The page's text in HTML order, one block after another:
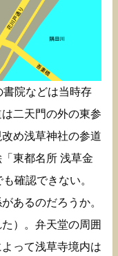
院などは当時存
二天門の外の東参
め浅草神社の参道
東都名所 浅草金
確認できない。
あるのだろうか。
）。弁天堂の周囲
って浅草寺境内は